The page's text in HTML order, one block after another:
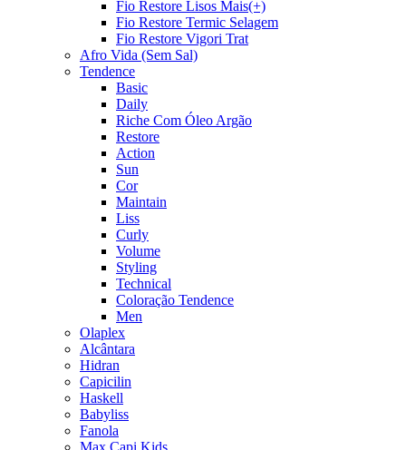
Fio Restore Lisos Mais(+)
Fio Restore Termic Selagem
Fio Restore Vigori Trat
Afro Vida (Sem Sal)
Tendence
Basic
Daily
Riche Com Óleo Argão
Restore
Action
Sun
Cor
Maintain
Liss
Curly
Volume
Styling
Technical
Coloração Tendence
Men
Olaplex
Alcântara
Hidran
Capicilin
Haskell
Babyliss
Fanola
Max Capi Kids